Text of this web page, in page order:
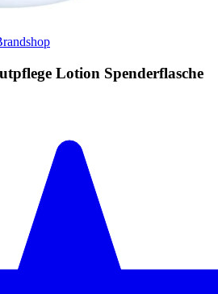
Lotion Spenderflasche